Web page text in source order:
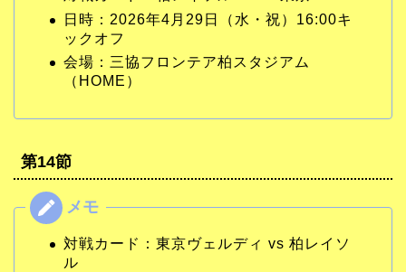
日時：2026年4月29日（水・祝）16:00キ
ックオフ
会場：三協フロンテア柏スタジアム
（HOME）
第14節
対戦カード：東京ヴェルディ vs 柏レイソ
ル